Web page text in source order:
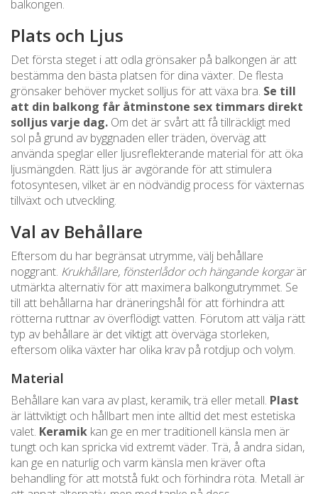
balkongen.
Plats och Ljus
Det första steget i att odla grönsaker på balkongen är att
bestämma den bästa platsen för dina växter. De flesta
grönsaker behöver mycket solljus för att växa bra. Se till
att din balkong får åtminstone sex timmars direkt
solljus varje dag. Om det är svårt att få tillräckligt med
sol på grund av byggnaden eller träden, överväg att
använda speglar eller ljusreflekterande material för att öka
ljusmängden. Rätt ljus är avgörande för att stimulera
fotosyntesen, vilket är en nödvändig process för växternas
tillväxt och utveckling.
Val av Behållare
Eftersom du har begränsat utrymme, välj behållare
noggrant. Krukhållare, fönsterlådor och hängande korgarär
utmärkta alternativ för att maximera balkongutrymmet. Se
till att behållarna har dräneringshål för att förhindra att
rötterna ruttnar av överflödigt vatten. Förutom att välja rätt
typ av behållare är det viktigt att överväga storleken,
eftersom olika växter har olika krav på rotdjup och volym.
Material
Behållare kan vara av plast, keramik, trä eller metall. Plast
är lättviktigt och hållbart men inte alltid det mest estetiska
valet. Keramik kan ge en mer traditionell känsla men är
tungt och kan spricka vid extremt väder. Trä, å andra sidan,
kan ge en naturlig och varm känsla men kräver ofta
behandling för att motstå fukt och förhindra röta. Metall är